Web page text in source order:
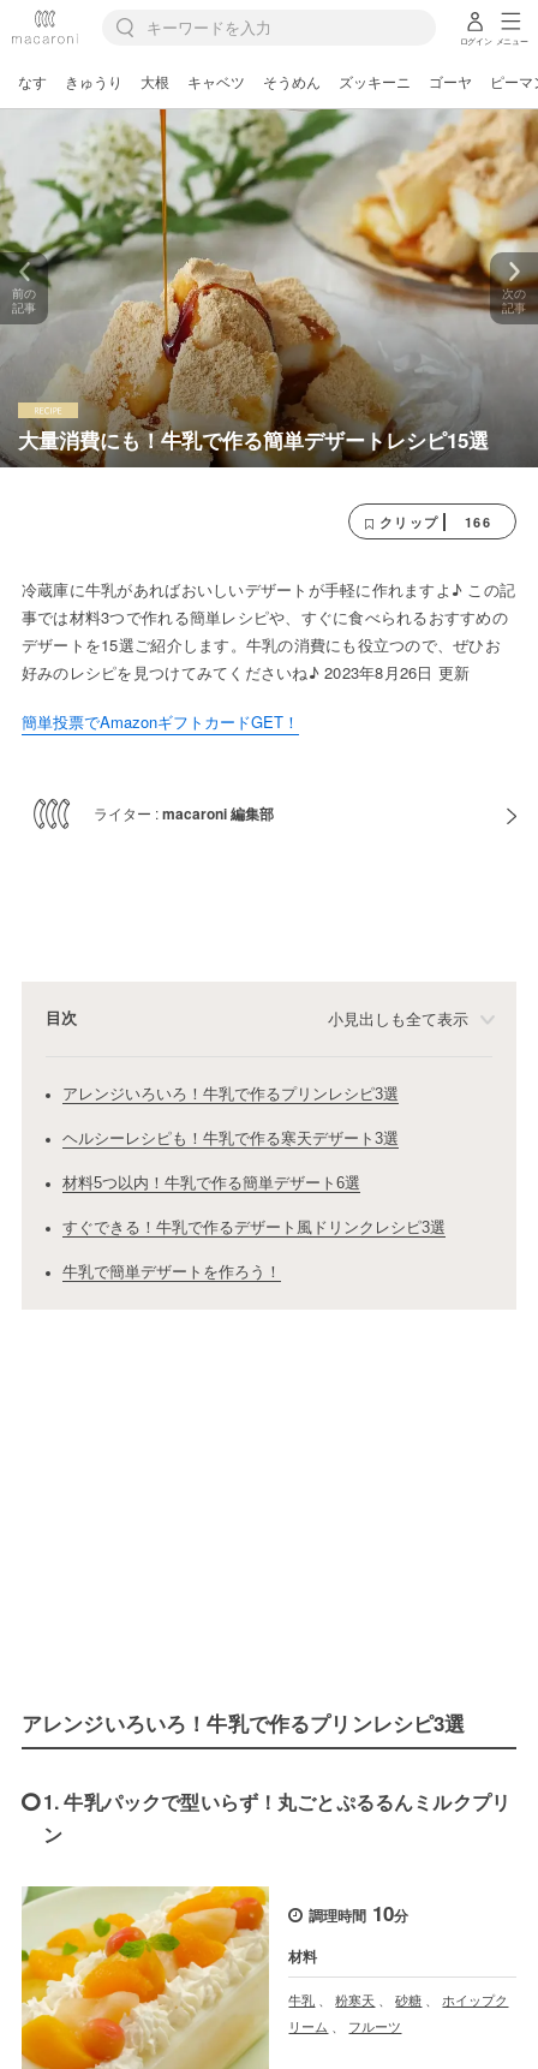
ログイン メニュー
なす きゅうり 大根 キャベツ そうめん ズッキーニ ゴーヤ ピーマ
大量消費にも！牛乳で作る簡単デザートレシピ15選
前の
記事
次の
記事
クリップ 166
冷蔵庫に牛乳があればおいしいデザートが手軽に作れますよ♪ この記
事では材料3つで作れる簡単レシピや、すぐに食べられるおすすめの
デザートを15選ご紹介します。牛乳の消費にも役立つので、ぜひお
好みのレシピを見つけてみてくださいね♪ 2023年8月26日 更新
簡単投票でAmazonギフトカードGET！
ライター :macaroni 編集部
目次 小見出しも全て表示
アレンジいろいろ！牛乳で作るプリンレシピ3選
ヘルシーレシピも！牛乳で作る寒天デザート3選
材料5つ以内！牛乳で作る簡単デザート6選
すぐできる！牛乳で作るデザート風ドリンクレシピ3選
牛乳で簡単デザートを作ろう！
アレンジいろいろ！牛乳で作るプリンレシピ3選
1. 牛乳パックで型いらず！丸ごとぷるるんミルクプリ
ン
調理時間 10分
材料
牛乳 、粉寒天 、砂糖 、ホイップク
リーム 、 フルーツ